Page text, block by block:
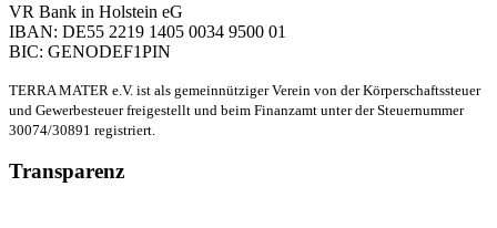
VR Bank in Holstein eG
IBAN: DE55 2219 1405 0034 9500 01
BIC: GENODEF1PIN
TERRA MATER e.V. ist als gemeinnütziger Verein von der Körperschaftssteuer
und Gewerbesteuer freigestellt und beim Finanzamt unter der Steuernummer
30074/30891 registriert.
Transparenz